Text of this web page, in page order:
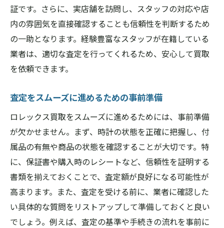
査定時に見逃しがちなポイントを克服する
方法
橿原市で信頼できるロレックス買取店舗の見極
め方
優良店舗の選び方とその重要性
信頼性を見極めるための店舗訪問時のポイ
ント
橿原市で評判の高い買取店の特徴
店舗選びで気をつけるべき落とし穴
安心して取引できる店舗の条件
橿原市でロレックスを高値で売るための無料査
定活用法
無料査定をフルに活用するためのステップ
証です。さらに、実店舗を訪問し、スタッフの対応や店
内の雰囲気を直接確認することも信頼性を判断するため
の一助となります。経験豊富なスタッフが在籍している
業者は、適切な査定を行ってくれるため、安心して買取
を依頼できます。
査定をスムーズに進めるための事前準備
ロレックス買取をスムーズに進めるためには、事前準備
が欠かせません。まず、時計の状態を正確に把握し、付
属品の有無や商品の状態を確認することが大切です。特
に、保証書や購入時のレシートなど、信頼性を証明する
書類を揃えておくことで、査定額が良好になる可能性が
高まります。また、査定を受ける前に、業者に確認した
い具体的な質問をリストアップして準備しておくと良い
でしょう。例えば、査定の基準や手続きの流れを事前に